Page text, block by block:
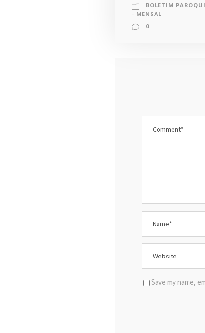
BOLETIM
- MENSAL
0
Save my name,